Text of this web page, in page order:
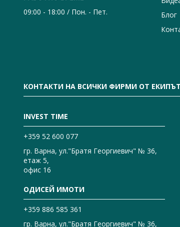
09:00 - 18:00 / Пон. - Пет.
Блог
КОНТАКТИ НА ВСИЧКИ ФИРМИ ОТ ЕКИПЪТ
INVEST TIME
+359 52 600 077
гр. Варна, ул."Братя Георгиевич" № 36,
етаж 5,
офис 16
ОДИСЕЙ ИМОТИ
+359 886 585 361
гр. Варна, ул."Братя Георгиевич" № 36,